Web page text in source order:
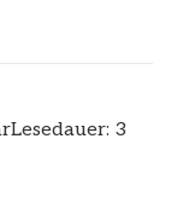
Lesedauer: 3